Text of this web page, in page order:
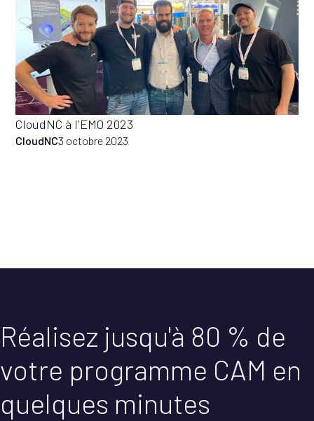
CloudNC à l'EMO 2023
CloudNC3 octobre 2023
Réalisez jusqu'à 80 % de
votre programme CAM en
quelques minutes